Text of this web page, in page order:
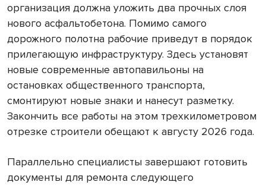
организация должна уложить два прочных слоя
нового асфальтобетона. Помимо самого
дорожного полотна рабочие приведут в порядок
прилегающую инфраструктуру. Здесь установят
новые современные автопавильоны на
остановках общественного транспорта,
смонтируют новые знаки и нанесут разметку.
Закончить все работы на этом трехкилометровом
отрезке строители обещают к августу 2026 года.
Параллельно специалисты завершают готовить
документы для ремонта следующего